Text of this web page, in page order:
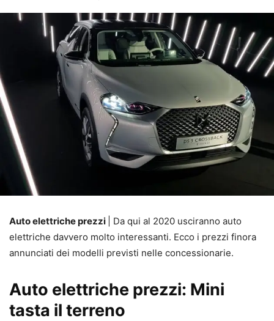
Auto elettriche prezzi
| Da qui al 2020 usciranno auto
elettriche davvero molto interessanti. Ecco i prezzi finora
annunciati dei modelli previsti nelle concessionarie.
Auto elettriche prezzi: Mini
tasta il terreno